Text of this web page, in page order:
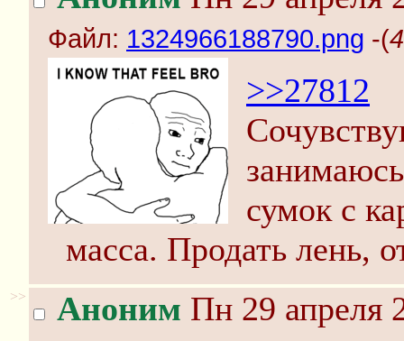
Файл: 1324966188790.png -(
>>27812
сумок с
масса. Продать лень,
>> Аноним Пн 29 апреля